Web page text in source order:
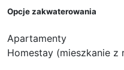
Opcje zakwaterowania
Apartamenty
Homestay (mieszkanie z